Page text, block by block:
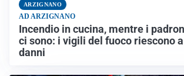
ARZIGNANO
AD ARZIGNANO
Incendio in cucina, mentre i
ci sono: i vigili del fuoco riescono
danni